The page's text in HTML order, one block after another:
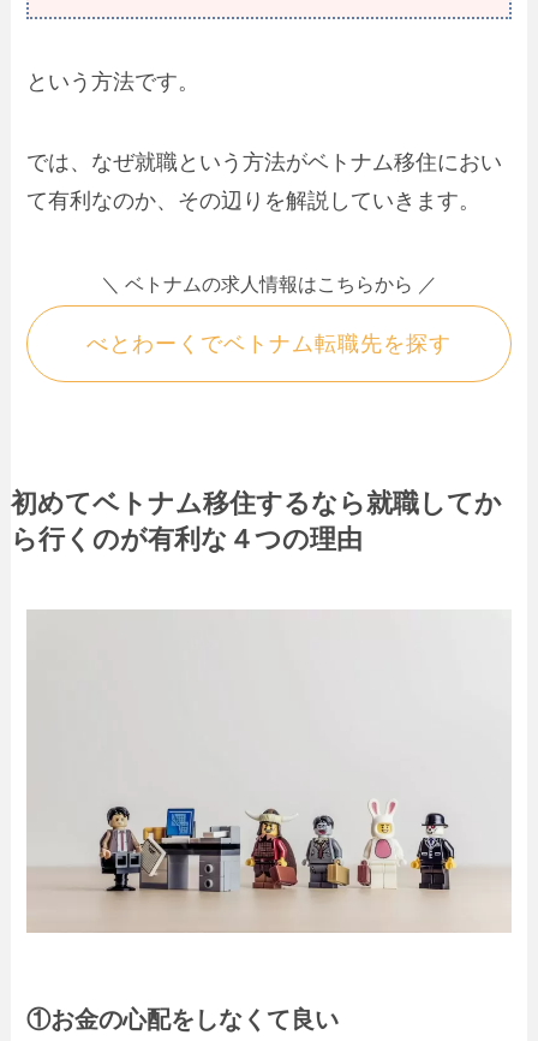
という方法です。
では、なぜ就職という方法がベトナム移住におい
て有利なのか、その辺りを解説していきます。
＼ ベトナムの求人情報はこちらから ／
べとわーくでベトナム転職先を探す
初めてベトナム移住するなら就職してか
ら行くのが有利な４つの理由
①お金の心配をしなくて良い